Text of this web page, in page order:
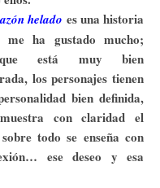
helado es una historia
me ha gustado mucho;
está muy bien
los personajes tienen
bien definida,
con claridad el
todo se enseña con
ese deseo y esa